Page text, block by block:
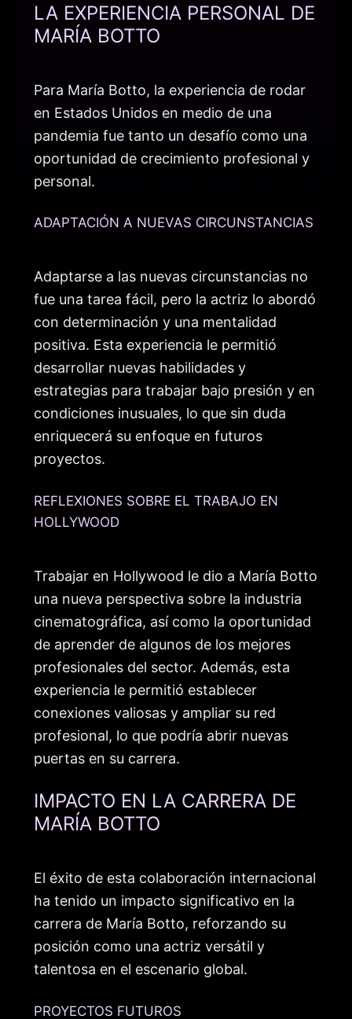
LA EXPERIENCIA PERSONAL DE
MARÍA BOTTO
Para María Botto, la experiencia de rodar
en Estados Unidos en medio de una
pandemia fue tanto un desafío como una
oportunidad de crecimiento profesional y
personal.
ADAPTACIÓN A NUEVAS CIRCUNSTANCIAS
Adaptarse a las nuevas circunstancias no
fue una tarea fácil, pero la actriz lo abordó
con determinación y una mentalidad
positiva. Esta experiencia le permitió
desarrollar nuevas habilidades y
estrategias para trabajar bajo presión y en
condiciones inusuales, lo que sin duda
enriquecerá su enfoque en futuros
proyectos.
REFLEXIONES SOBRE EL TRABAJO EN
HOLLYWOOD
Trabajar en Hollywood le dio a María Botto
una nueva perspectiva sobre la industria
cinematográfica, así como la oportunidad
de aprender de algunos de los mejores
profesionales del sector. Además, esta
experiencia le permitió establecer
conexiones valiosas y ampliar su red
profesional, lo que podría abrir nuevas
puertas en su carrera.
IMPACTO EN LA CARRERA DE
MARÍA BOTTO
El éxito de esta colaboración internacional
ha tenido un impacto significativo en la
carrera de María Botto, reforzando su
posición como una actriz versátil y
talentosa en el escenario global.
PROYECTOS FUTUROS